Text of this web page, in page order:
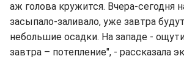
аж голова кружится. Вчера-сегодня
засыпало-заливало, уже завтра
небольшие осадки. На западе -
завтра – потепление", - рассказала